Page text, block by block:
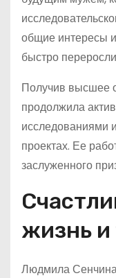
общие интересы
быстро
Получив высшее
продолжила
исследованиями
проектах. Ее
заслуженного
жизнь и
Людмила